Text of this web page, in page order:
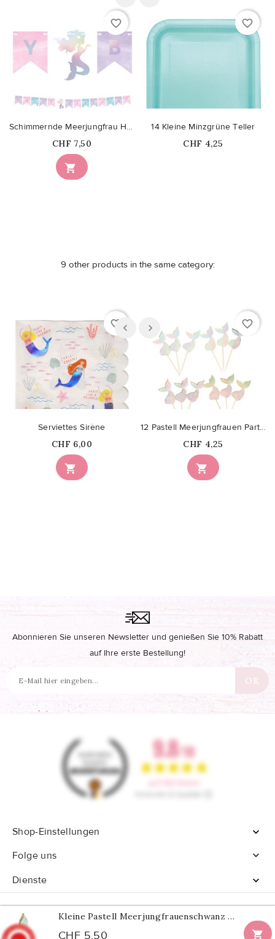
favorite_border

Schimmernde Meerjungfrau Happy Birthday Girlande
Price
CHF 7,50
favorite_border
14 Kleine Minzgrüne Teller
Price
CHF 4,25
9 other products in the same category:
favorite_border

Serviettes Sirène
Price
CHF 6,00
favorite_border

12 Pastell Meerjungfrauen Partyspiesse
Price
CHF 4,25
Kleine Pastell Meerjungfrauenschwanz Servietten
CHF 5,50 
Abonnieren Sie unseren Newsletter und genießen Sie 10% Rabatt
auf Ihre erste Bestellung!
Shop-Einstellungen

Folge uns

Dienste
